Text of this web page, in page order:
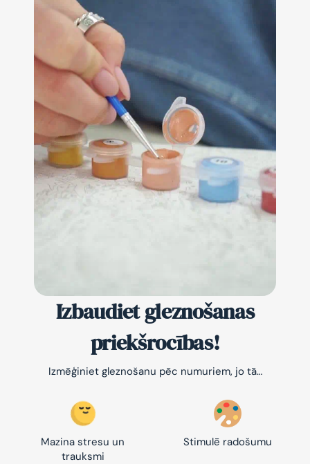
Izbaudiet gleznošanas
priekšrocības!
Izmēģiniet gleznošanu pēc numuriem, jo tā…
Mazina stresu un
trauksmi
Stimulē radošumu